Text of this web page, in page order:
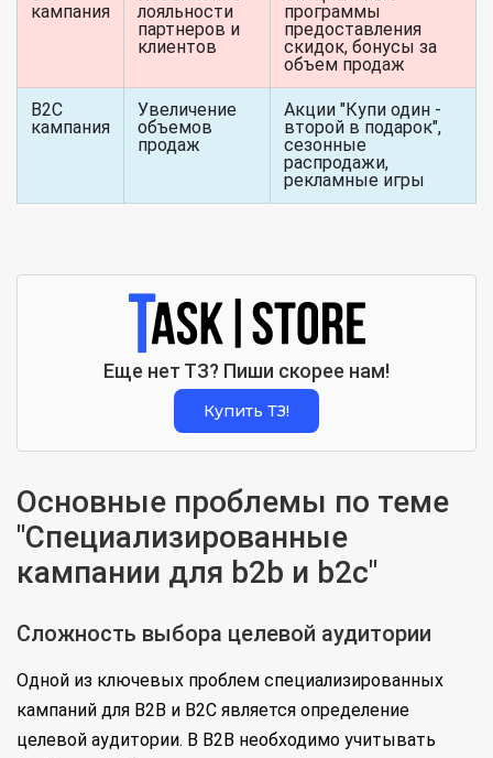
кампания
лояльности
партнеров и
клиентов
программы
предоставления
скидок, бонусы за
объем продаж
B2C
кампания
Увеличение
объемов
продаж
Акции "Купи один -
второй в подарок",
сезонные
распродажи,
рекламные игры
Еще нет ТЗ? Пиши скорее нам!
Купить ТЗ!
Основные проблемы по теме
"Специализированные
кампании для b2b и b2c"
Сложность выбора целевой аудитории
Одной из ключевых проблем специализированных
кампаний для B2B и B2C является определение
целевой аудитории. В B2B необходимо учитывать